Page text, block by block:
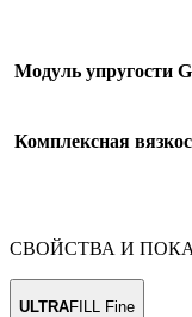
Модуль упругости
Комплексная
СВОЙСТВА И
ULTRAFILL Fine